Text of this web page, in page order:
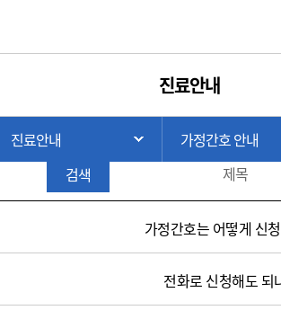
진료안내
HOME
진료안내 주 메뉴 목록 열기
가정간호 안내
14
시
판
검색 제목
가정간호는 어떻게 신
전화로 신청해도 되